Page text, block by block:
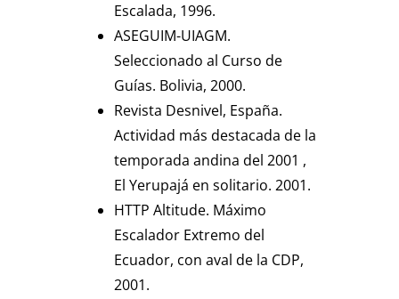
Escalada, 1996.
ASEGUIM-UIAGM.
Seleccionado al Curso de
Guías. Bolivia, 2000.
Revista Desnivel, España.
Actividad más destacada de la
temporada andina del 2001 ,
El Yerupajá en solitario. 2001.
HTTP Altitude. Máximo
Escalador Extremo del
Ecuador, con aval de la CDP,
2001.